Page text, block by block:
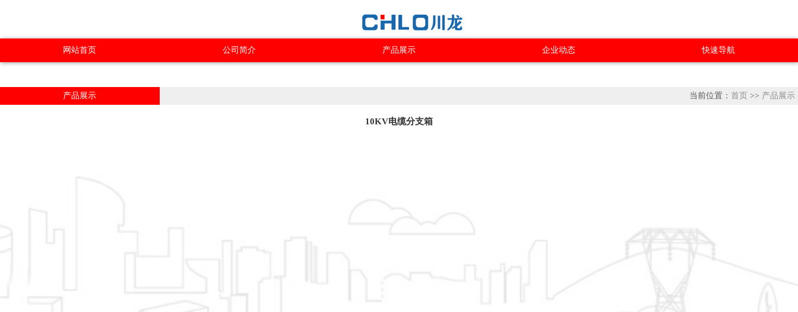
网站首页 公司简介 产品展示 企业动态 快速导航
当前位置： 首页 >> 产品展示
产品展示
10KV电缆分支箱